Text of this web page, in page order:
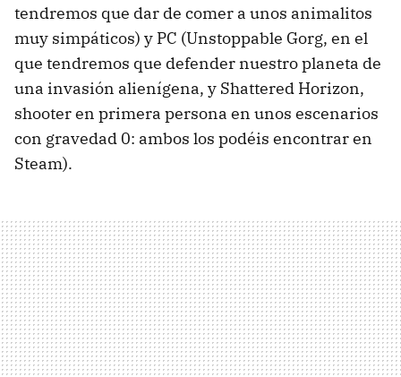
tendremos que dar de comer a unos animalitos
muy simpáticos) y PC (Unstoppable Gorg, en el
que tendremos que defender nuestro planeta de
una invasión alienígena, y Shattered Horizon,
shooter en primera persona en unos escenarios
con gravedad 0: ambos los podéis encontrar en
Steam).